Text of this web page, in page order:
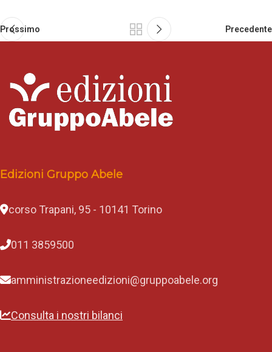
Prossimo Precedente
Edizioni Gruppo Abele
corso Trapani, 95 - 10141 Torino
011 3859500
amministrazioneedizioni@gruppoabele.org
Consulta i nostri bilanci